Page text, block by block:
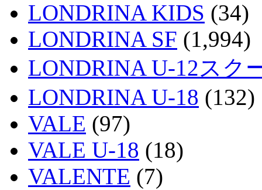
LONDRINA KIDS (34)
LONDRINA SF (1,994)
LONDRINA U-12スク
LONDRINA U-18 (132)
VALE (97)
VALE U-18 (18)
VALENTE (7)